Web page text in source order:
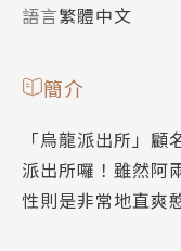
語言繁體中文
簡介
「烏龍派出所」
派出所囉！雖然阿
性則是非常地直爽